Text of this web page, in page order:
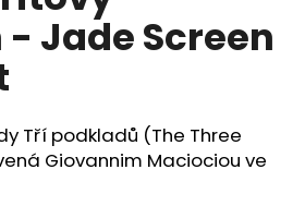
Jade Screen
Tří podkladů (The Three
Giovannim Maciociou ve